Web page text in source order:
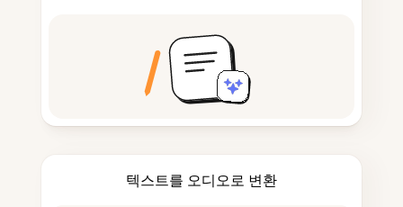
텍스트를 오디오로 변환